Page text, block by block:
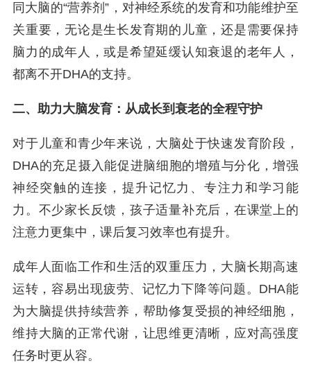
同大脑的“营养剂”，对神经系统的发育和功能维护至
关重要，无论是生长发育期的儿童，还是需要保持
脑力的成年人，或是希望延缓认知衰退的老年人，
都离不开DHA的支持。
二、助力大脑发育：从成长到衰老的全程守护
对于儿童和青少年来说，大脑处于快速发育阶段，
DHA的充足摄入能促进脑细胞的增殖与分化，增强
神经突触的连接，提升记忆力、专注力和学习能
力。不少家长反馈，孩子适量补充后，在课堂上的
注意力更集中，课后复习效率也有提升。
成年人面临工作和生活的双重压力，大脑长期高速
运转，容易出现疲劳、记忆力下降等问题。DHA能
为大脑提供持续营养，帮助修复受损的神经细胞，
维持大脑的正常代谢，让思维更清晰，应对高强度
任务时更从容。